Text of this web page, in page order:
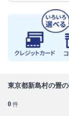
東京都新島村の畳
0 件